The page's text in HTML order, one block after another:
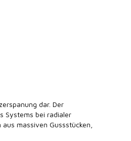
dar. Der
Systems bei radialer
massiven Gussstücken,